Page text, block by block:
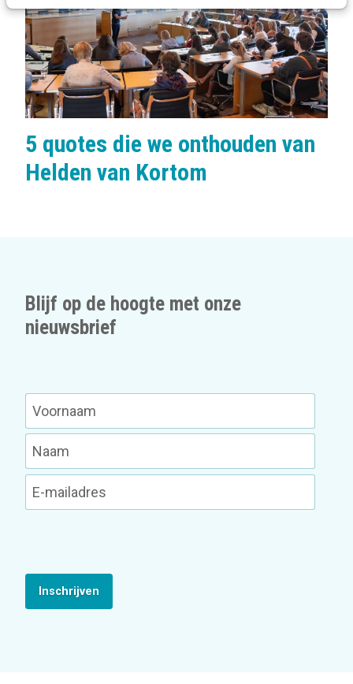
s
:
5 quotes die we onthouden van
Helden van Kortom
Blijf op de hoogte met onze
nieuwsbrief
Inschrijven